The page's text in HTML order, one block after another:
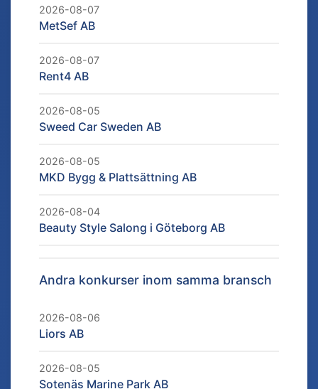
2026-08-07
MetSef AB
2026-08-07
Rent4 AB
2026-08-05
Sweed Car Sweden AB
2026-08-05
MKD Bygg & Plattsättning AB
2026-08-04
Beauty Style Salong i Göteborg AB
Andra konkurser inom samma bransch
2026-08-06
Liors AB
2026-08-05
Sotenäs Marine Park AB